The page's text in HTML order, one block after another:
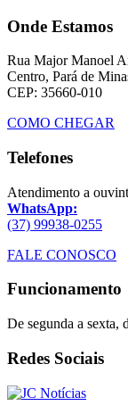
Onde Estamos
Rua Major Manoel
Centro, Pará de
CEP: 35660-010
COMO CHEGAR
Telefones
Atendimento a
WhatsApp:
(37) 99938-0255
FALE CONOSCO
Funcionamento
De segunda a sexta,
Redes Sociais